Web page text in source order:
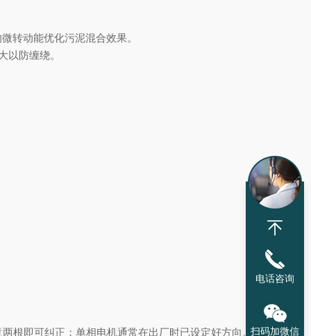
转动能优化污泥混合效果。
以防缠绕。
根即可纠正；单相电机通常在出厂时已设定好方向。
电话咨询
扫码加微信